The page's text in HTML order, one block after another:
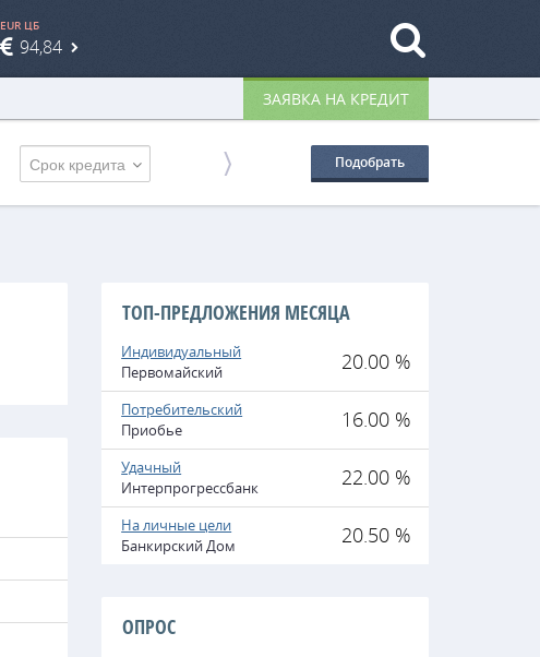
ЗАЯВКА НА КРЕДИТ
EUR ЦБ
94,84
Срок кредита Подобрать
ТОП-ПРЕДЛОЖЕНИЯ МЕСЯЦА
Индивидуальный
Первомайский
20.00 %
Потребительский
Приобье
16.00 %
Удачный
Интерпрогрессбанк
22.00 %
На личные цели
Банкирский Дом
20.50 %
ОПРОС